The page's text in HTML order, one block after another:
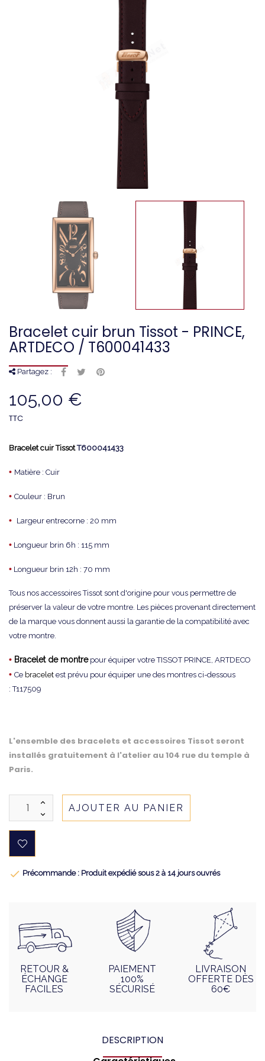
Bracelet cuir brun Tissot - PRINCE,
ARTDECO / T600041433
Partagez :
105,00 €
TTC
Bracelet cuir Tissot T600041433
• Matière : Cuir
• Couleur : Brun
• Largeur entrecorne : 20 mm
• Longueur brin 6h : 115 mm
• Longueur brin 12h : 70 mm
Tous nos accessoires Tissot sont d'origine pour vous permettre de
préserver la valeur de votre montre. Les pièces provenant directement
de la marque vous donnent aussi la garantie de la compatibilité avec
votre montre.
• Bracelet de montrepour équiper votre TISSOT PRINCE, ARTDECO
• Ce bracelet est prévu pour équiper une des montres ci-dessous
: T117509
L'ensemble des bracelets et accessoires Tissot seront
installés gratuitement à l'atelier au 104 rue du temple à
Paris.
AJOUTER AU PANIER
 Précommande : Produit expédié sous 2 à 14 jours ouvrés
RETOUR &
ÉCHANGE
FACILES
PAIEMENT
100%
SÉCURISÉ
LIVRAISON
OFFERTE DÈS
60€
DESCRIPTION